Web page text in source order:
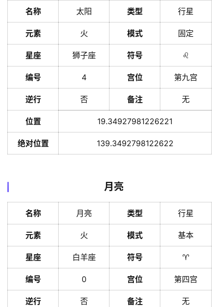
名称 太阳 类型 行星
元素 火 模式 固定
星座 狮子座 符号 ♌️
编号 4 宫位 第九宫
逆行 否 备注 无
位置 19.34927981226221
绝对位置 139.3492798122622
月亮
名称 月亮 类型 行星
元素 火 模式 基本
星座 白羊座 符号 ♈️
编号 0 宫位 第四宫
逆行 否 备注 无